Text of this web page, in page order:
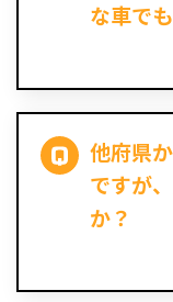
な車で
他府県
ですが
か？